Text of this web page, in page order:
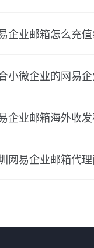
企业邮箱怎么充
小微企业的网易
企业邮箱海外收
网易企业邮箱代